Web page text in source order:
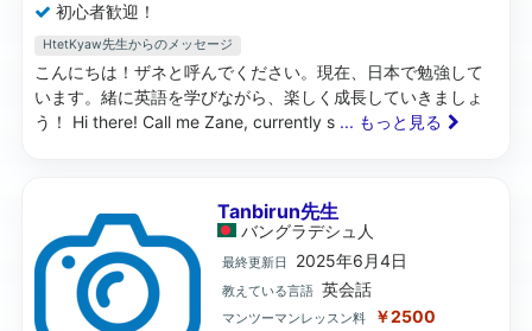
初心者歓迎！
HtetKyaw先生からのメッセージ
こんにちは！ザネと呼んでください。現在、日本で勉強して
います。緒に英語を学びながら、楽しく成長していきましょ
う！ Hi there! Call me Zane, currently s ... もっと見る
Tanbirun先生
バングラデシュ 人
最終更新日 2025年6月4日
教えている言語 英会話
マンツーマンレッスン料 ￥2500